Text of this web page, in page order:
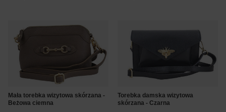
Mała torebka wizytowa skórzana -
Beżowa ciemna
Torebka damska wizytowa
skórzana - Czarna